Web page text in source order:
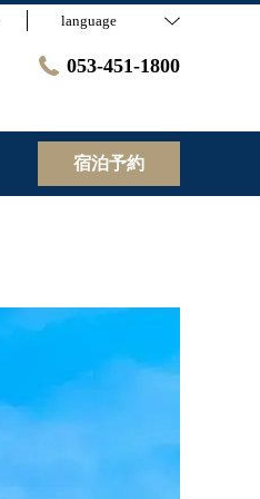
language
053-451-1800
宿泊予約